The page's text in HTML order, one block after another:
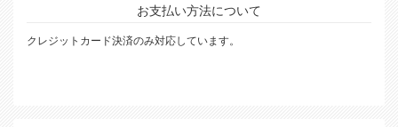
お支払い方法について
クレジットカード決済のみ対応しています。